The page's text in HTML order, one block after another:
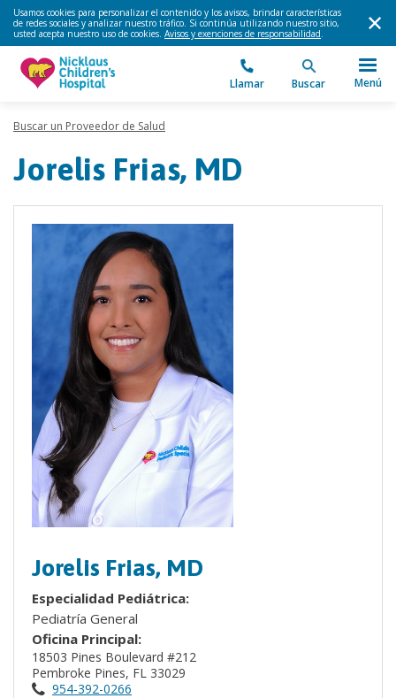
Usamos cookies para personalizar el contenido y los avisos, brindar características
de redes sociales y analizar nuestro tráfico. Si continúa utilizando nuestro sitio,
usted acepta nuestro uso de cookies. Avisos y exenciones de responsabilidad.
Llamar Buscar Menú
Buscar un Proveedor de Salud
Jorelis Frias, MD
Jorelis Frias, MD
Especialidad Pediátrica:
Pediatría General
Oficina Principal:
18503 Pines Boulevard #212
Pembroke Pines, FL 33029
954-392-0266